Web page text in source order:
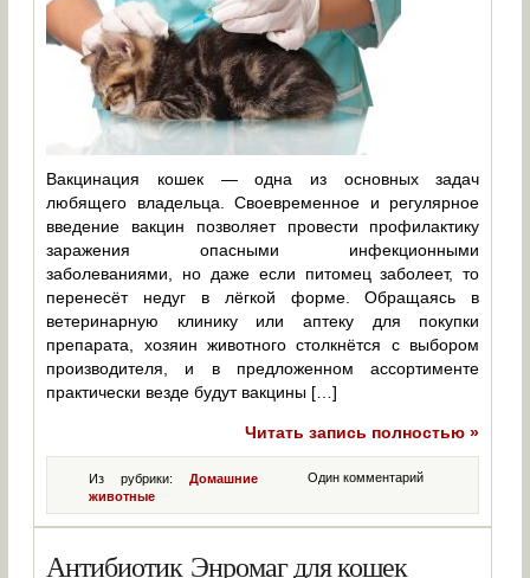
Вакцинация кошек — одна из основных задач
любящего владельца. Своевременное и регулярное
введение вакцин позволяет провести профилактику
заражения опасными инфекционными
заболеваниями, но даже если питомец заболеет, то
перенесёт недуг в лёгкой форме. Обращаясь в
ветеринарную клинику или аптеку для покупки
препарата, хозяин животного столкнётся с выбором
производителя, и в предложенном ассортименте
практически везде будут вакцины […]
Читать запись полностью »
Один комментарий
Из рубрики:Домашние
животные
Антибиотик Энромаг для кошек